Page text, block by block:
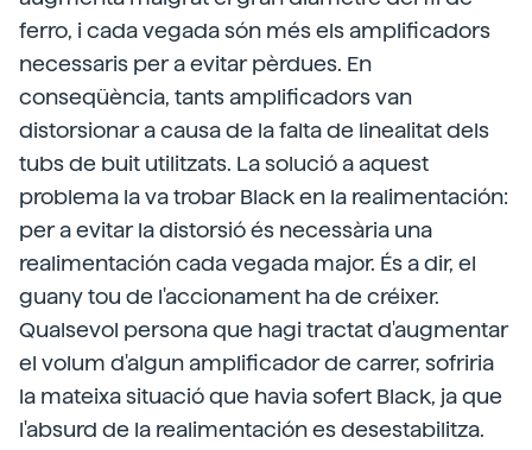
ferro, i cada vegada són més els amplificadors
necessaris per a evitar pèrdues. En
conseqüència, tants amplificadors van
distorsionar a causa de la falta de linealitat dels
tubs de buit utilitzats. La solució a aquest
problema la va trobar Black en la realimentación:
per a evitar la distorsió és necessària una
realimentación cada vegada major. És a dir, el
guany tou de l'accionament ha de créixer.
Qualsevol persona que hagi tractat d'augmentar
el volum d'algun amplificador de carrer, sofriria
la mateixa situació que havia sofert Black, ja que
l'absurd de la realimentación es desestabilitza.